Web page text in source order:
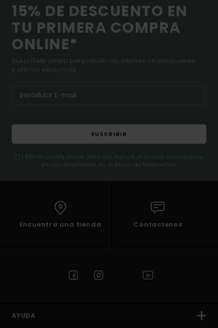
15% DE DESCUENTO EN
TU PRIMERA COMPRA
ONLINE*
Suscríbete ahora para recibir las ultimas informaciones
y ofertas exclusivas.
SUSCRIBIR
(*) Oferta valida online para los nuevos inscritos. Condiciones
de uso detalladas en el email de bienvenida
Encuentra una tienda Contactenos
AYUDA